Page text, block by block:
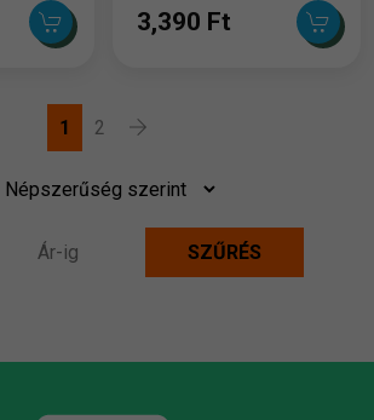
3,390 Ft
1 2